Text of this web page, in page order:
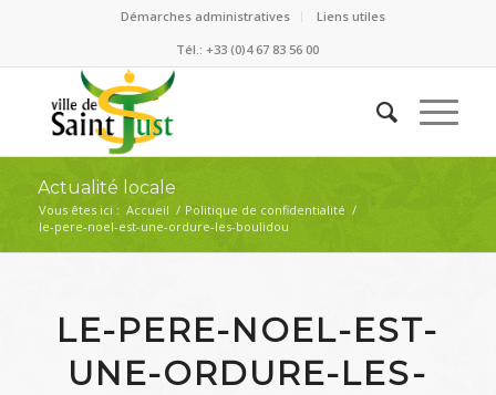
Démarches administratives
Liens utiles
Tél.: +33 (0)4 67 83 56 00
Actualité locale
Vous êtes ici : Accueil / Politique de confidentialité /
le-pere-noel-est-une-ordure-les-boulidou
LE-PERE-NOEL-EST-
UNE-ORDURE-LES-